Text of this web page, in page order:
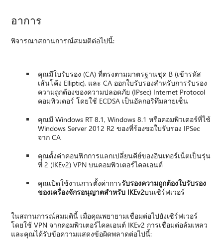
อาการ
พิจารณาสถานการณ์สมมติต่อไปนี้:
คุณมีใบรับรอง (CA) ที่ตรงตามมาตรฐานชุด B (เข้ารหัส
เส้นโค้ง Elliptic), และ CA ออกใบรับรองสำหรับการรับรอง
ความถูกต้องของความปลอดภัย (IPsec) Internet Protocol
คอมพิวเตอร์ โดยใช้ ECDSA เป็นอัลกอริทึมลายเซ็น
คุณมี Windows RT 8.1, Windows 8.1 หรือคอมพิวเตอร์ที่ใช้
Windows Server 2012 R2 ของที่ร้องขอใบรับรอง IPSec
จาก CA
คุณตั้งค่าคอนฟิกการแลกเปลี่ยนคีย์ของอินเทอร์เน็ตเป็นรุ่น
ที่ 2 (IKEv2) VPN บนคอมพิวเตอร์ไคลเอนต์
คุณเปิดใช้งานการตั้งค่าการรับรองความถูกต้องใบรับรอง
ของเครื่องจักรอนุญาตสำหรับ IKEv2บนเซิร์ฟเวอร์
ในสถานการณ์สมมตินี้ เมื่อคุณพยายามเชื่อมต่อไปยังเซิร์ฟเวอร์
โดยใช้ VPN จากคอมพิวเตอร์ไคลเอนต์ IKEv2 การเชื่อมต่อล้มเหลว
และคุณได้รับข้อความแสดงข้อผิดพลาดต่อไปนี้: